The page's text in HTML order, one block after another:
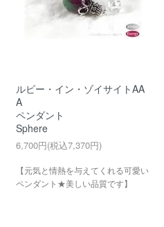
ルビー・イン・ゾイサイトAA
A
ペンダント
Sphere
6,700円(税込7,370円)
【元気と情熱を与えてくれる可愛い
ペンダント★美しい品質です】